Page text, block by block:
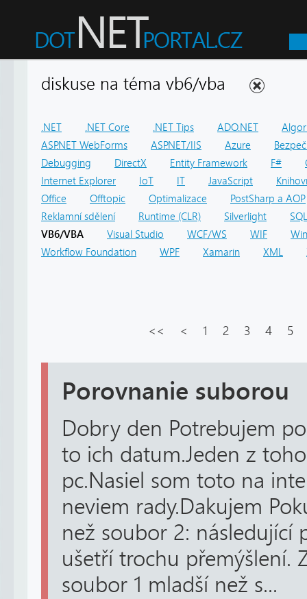
diskuse na téma vb6/vba
.NET .NET Core .NET Tips ADO.NET
ASP.NET WebForms
ASP.NET/IIS Azure
Debugging
DirectX Entity Framework F#
Internet Explorer
IoT IT JavaScript
Office
Offtopic Optimalizace
PostSharp a AOP
Reklamní sdělení
Runtime (CLR) Silverlight
SQL
VB6/VBA
Visual Studio WCF/WS WIF
Workflow Foundation
WPF Xamarin XML
<< < 1 2 3 4 5
Porovnanie suborou
Dobry den Potrebujem
to ich datum.Jeden z
pc.Nasiel som toto na
neviem rady.Dakujem
než soubor 2: následující
ušetří trochu přemýšlení.
soubor 1 mladší než s...